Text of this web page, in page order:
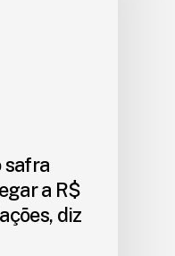
safra
a R$
diz